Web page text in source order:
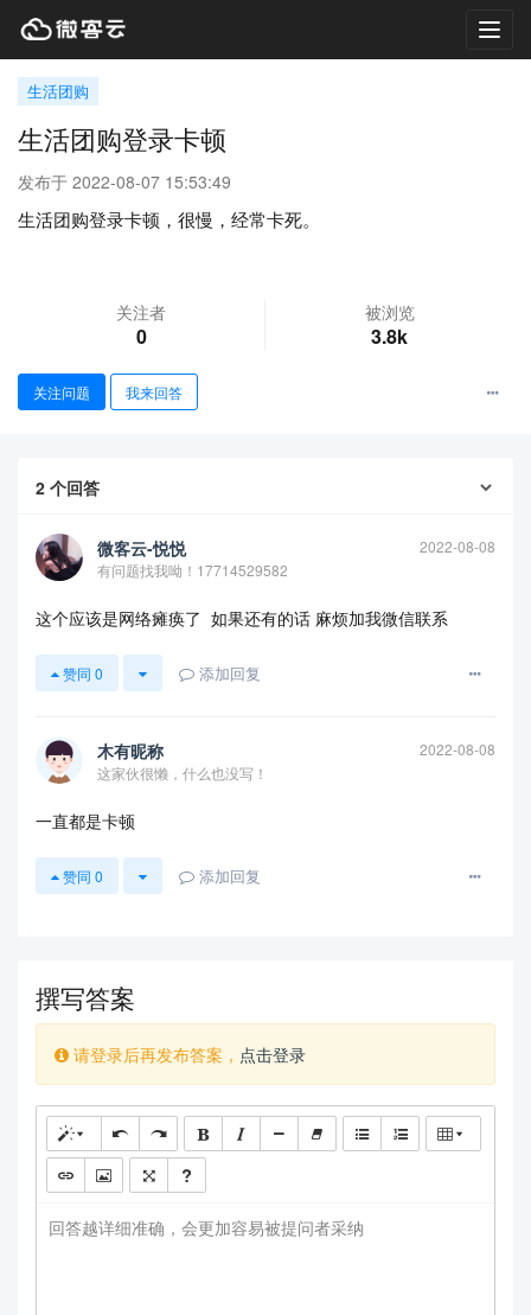
生活团购
生活团购登录卡顿
发布于 2022-08-07 15:53:49
生活团购登录卡顿，很慢，经常卡死。
关注者
0
被浏览
3.8k
关注问题 我来回答
2 个回答
微客云-悦悦
2022-08-08
有问题找我呦！17714529582
这个应该是网络瘫痪了 如果还有的话 麻烦加我微信联系
赞同 0 添加回复
木有昵称
2022-08-08
这家伙很懒，什么也没写！
一直都是卡顿
赞同 0 添加回复
撰写答案
请登录后再发布答案， 点击登录
回答越详细准确，会更加容易被提问者采纳